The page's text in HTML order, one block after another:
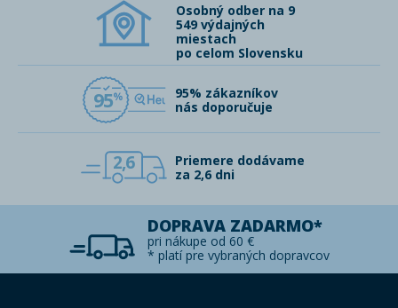
Osobný odber na 9
549 výdajných
miestach
po celom Slovensku
95
95% zákazníkov
nás doporučuje
2,6
Priemere dodávame
za 2,6 dni
DOPRAVA ZADARMO*
pri nákupe od 60 €
* platí pre vybraných dopravcov